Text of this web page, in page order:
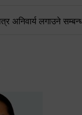
अनिवार्य लगाउने